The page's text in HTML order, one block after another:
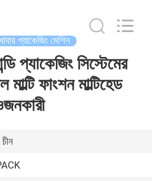
প্যাকেজিং মেশিন
প্যাকেজিং সিস্টেমের
ফাংশন মাল্টিহেড